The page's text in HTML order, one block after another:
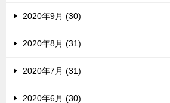
2020年9月 (30)
2020年8月 (31)
2020年7月 (31)
2020年6月 (30)